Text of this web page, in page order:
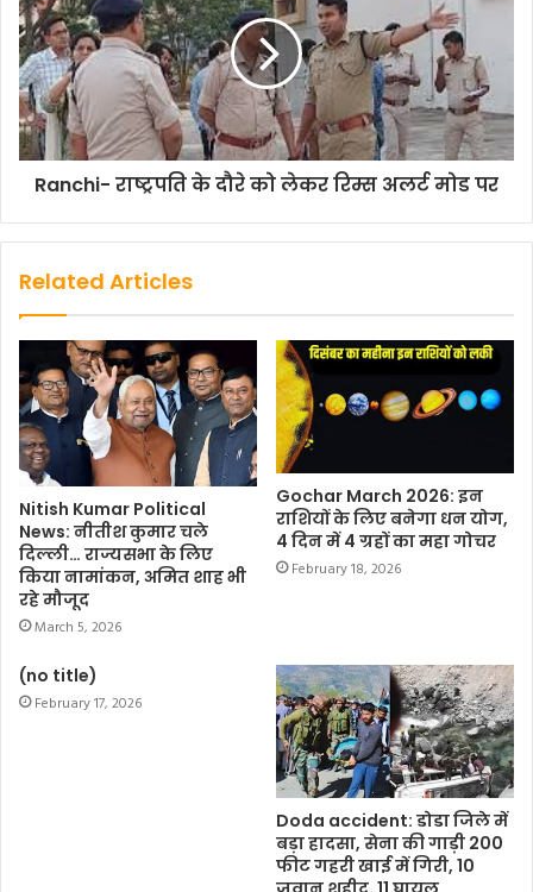
Ranchi- राष्ट्रपति के दौरे को लेकर रिम्स अलर्ट मोड पर
Related Articles
Nitish Kumar Political
News: नीतीश कुमार चले
दिल्ली… राज्यसभा के लिए
किया नामांकन, अमित शाह भी
रहे मौजूद
March 5, 2026
Gochar March 2026: इन
राशियों के लिए बनेगा धन योग,
4 दिन में 4 ग्रहों का महा गोचर
February 18, 2026
(no title)
February 17, 2026
Doda accident: डोडा जिले में
बड़ा हादसा, सेना की गाड़ी 200
फीट गहरी खाई में गिरी, 10